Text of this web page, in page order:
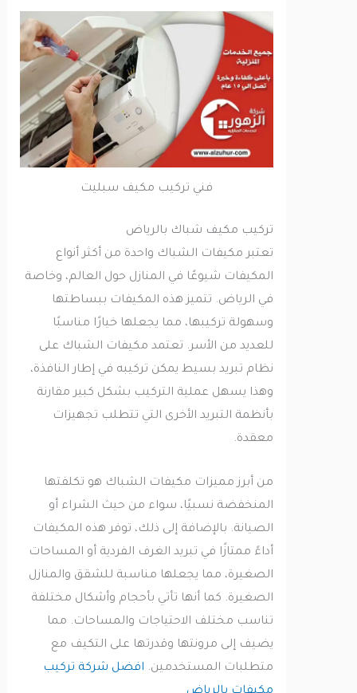
فني تركيب مكيف سبليت
تركيب مكيف شباك بالرياض
تعتبر مكيفات الشباك واحدة من أكثر أنواع
المكيفات شيوعًا في المنازل حول العالم، وخاصة
في الرياض. تتميز هذه المكيفات ببساطتها
وسهولة تركيبها، مما يجعلها خيارًا مناسبًا
للعديد من الأسر. تعتمد مكيفات الشباك على
نظام تبريد بسيط يمكن تركيبه في إطار النافذة،
وهذا يسهل عملية التركيب بشكل كبير مقارنة
بأنظمة التبريد الأخرى التي تتطلب تجهيزات
معقدة.
من أبرز مميزات مكيفات الشباك هو تكلفتها
المنخفضة نسبيًا، سواء من حيث الشراء أو
الصيانة. بالإضافة إلى ذلك، توفر هذه المكيفات
أداءً ممتازًا في تبريد الغرف الفردية أو المساحات
الصغيرة، مما يجعلها مناسبة للشقق والمنازل
الصغيرة. كما أنها تأتي بأحجام وأشكال مختلفة
تناسب مختلف الاحتياجات والمساحات. مما
يضيف إلى مرونتها وقدرتها على التكيف مع
متطلبات المستخدمين.افضل شركة تركيب